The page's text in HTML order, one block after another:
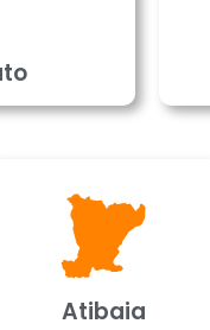
Atibaia